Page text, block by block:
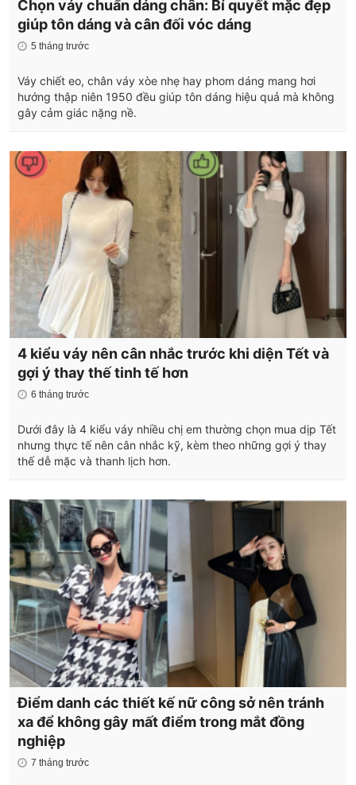
Chọn váy chuẩn dáng chân: Bí quyết mặc đẹp
giúp tôn dáng và cân đối vóc dáng
5 tháng trước
Váy chiết eo, chân váy xòe nhẹ hay phom dáng mang hơi
hướng thập niên 1950 đều giúp tôn dáng hiệu quả mà không
gây cảm giác nặng nề.
4 kiểu váy nên cân nhắc trước khi diện Tết và
gợi ý thay thế tinh tế hơn
6 tháng trước
Dưới đây là 4 kiểu váy nhiều chị em thường chọn mua dịp Tết
nhưng thực tế nên cân nhắc kỹ, kèm theo những gợi ý thay
thế dễ mặc và thanh lịch hơn.
Điểm danh các thiết kế nữ công sở nên tránh
xa để không gây mất điểm trong mắt đồng
nghiệp
7 tháng trước